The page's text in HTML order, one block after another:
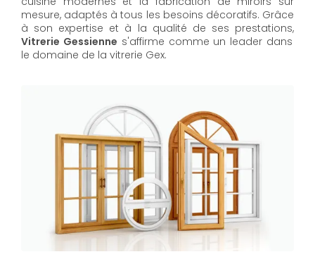
mesure, adaptés à tous les besoins décoratifs. Grâce
à son expertise et à la qualité de ses prestations,
Vitrerie Gessienne s'affirme comme un leader dans
le domaine de la vitrerie Gex.